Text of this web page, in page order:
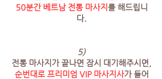
50분간 베트남 전통 마사지 를 해드립니
다.
5)
전통 마사지가 끝나면 잠시 대기해주시면,
순번대로 프리미엄 VIP 마사지사가 들어